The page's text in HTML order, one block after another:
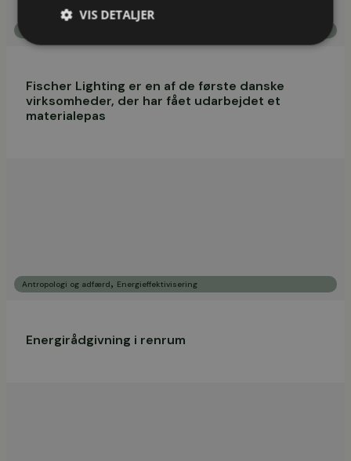
Fischer Lighting er en af de første danske
virksomheder, der har fået udarbejdet et
materialepas
Antropologi og adfærd, Energieffektivisering
Energirådgivning i renrum
VIS DETALJER